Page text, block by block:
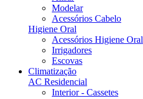
Modelar
Acessórios Cabelo
Higiene Oral
Acessórios Higiene Oral
Irrigadores
Escovas
Climatização
AC Residencial
Interior - Cassetes